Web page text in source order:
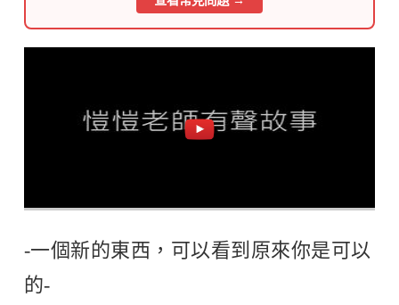
-一個新的東西，可以看到原來你是可以
的-